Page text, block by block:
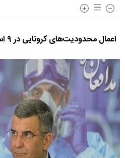
اعمال محدودیت‌‌های کرونایی در ۹ استان